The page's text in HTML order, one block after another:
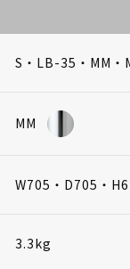
S・LB-35・MM・
MM
W705・D705・
3.3kg